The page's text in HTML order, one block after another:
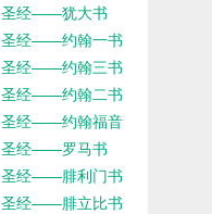
圣经——犹大书
圣经——约翰一书
圣经——约翰三书
圣经——约翰二书
圣经——约翰福音
圣经——罗马书
圣经——腓利门书
圣经——腓立比书